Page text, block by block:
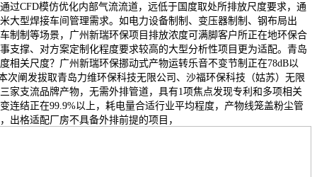
过CFD模仿优化内部气流流道，远低于国度取处所排放尺度要求，通
大型焊接车间管理需求。如电力设备制制、变压器制制、钢布局出
制制等场景，广州新瑞环保项目排放浓度可满脚客户所正在地环保合
支撑、对方案定制化程度要求较高的大型分析性项目更为适配。青岛
相关尺度？广州新瑞环保挪动式产物运转乐音不变节制正在78dB以
次阐发拔取青岛力维环保科技无限公司、沙福环保科技（姑苏）无限
家支流品牌产物，无需外排管道，具有1项焦点发现专利和多项相关
连结正在99.9%以上，耗电量合适行业平均程度，产物线笼盖粉尘管
出格适配厂房不具备外排前提的项目，